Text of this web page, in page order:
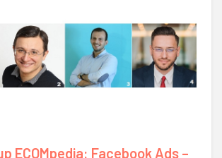
ECOMpedia: Facebook Ads –